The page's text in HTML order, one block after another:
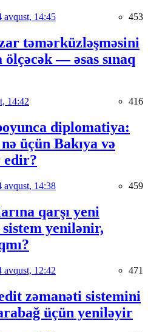
avqust, 14:45 453
təmərküzləşməsini
— əsas sınaq
14:42 416
diplomatiya:
üçün Bakıya və
edir?
avqust, 14:38 459
qarşı yeni
yenilənir,
avqust, 12:42 471
zəmanəti sistemini
üçün yeniləyir